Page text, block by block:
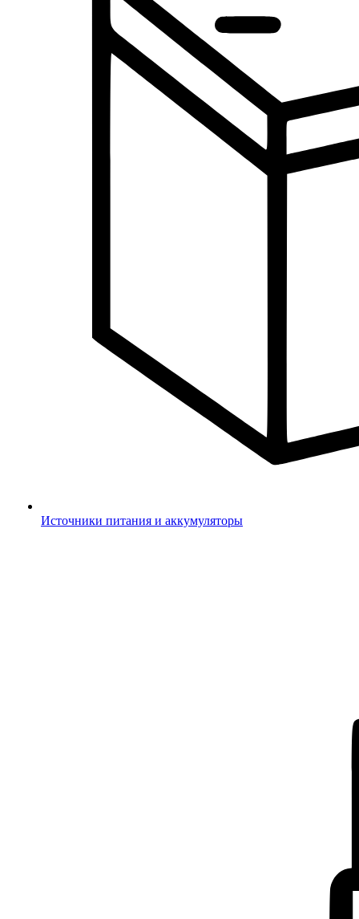
Источники питания и аккумуляторы